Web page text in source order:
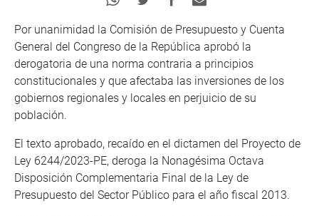
Por unanimidad la Comisión de Presupuesto y Cuenta
General del Congreso de la República aprobó la
derogatoria de una norma contraria a principios
constitucionales y que afectaba las inversiones de los
gobiernos regionales y locales en perjuicio de su
población.
El texto aprobado, recaído en el dictamen del Proyecto de
Ley 6244/2023-PE, deroga la Nonagésima Octava
Disposición Complementaria Final de la Ley de
Presupuesto del Sector Público para el año fiscal 2013.